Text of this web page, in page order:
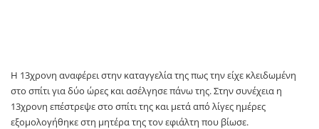
Η 13χρονη αναφέρει στην καταγγελία της πως την είχε κλειδωμένη
στο σπίτι για δύο ώρες και ασέλγησε πάνω της. Στην συνέχεια η
13χρονη επέστρεψε στο σπίτι της και μετά από λίγες ημέρες
εξομολογήθηκε στη μητέρα της τον εφιάλτη που βίωσε.